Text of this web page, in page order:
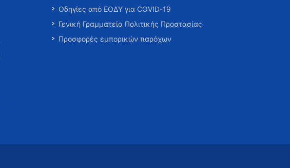
Οδηγίες από ΕΟΔΥ για COVID-19
Γενική Γραμματεία Πολιτικής Προστασίας
Προσφορές εμπορικών παρόχων